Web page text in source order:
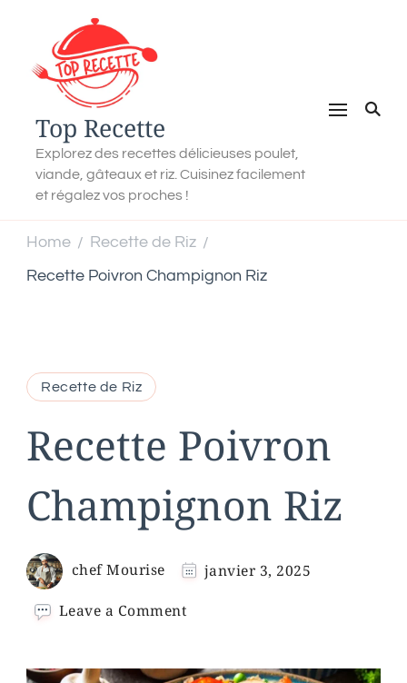
Top Recette
Explorez des recettes délicieuses poulet,
viande, gâteaux et riz. Cuisinez facilement
et régalez vos proches !
Home / Recette de Riz /
Recette Poivron Champignon Riz
Recette de Riz
Recette Poivron
Champignon Riz
chef Mourise janvier 3, 2025
Leave a Commenton
Champignon